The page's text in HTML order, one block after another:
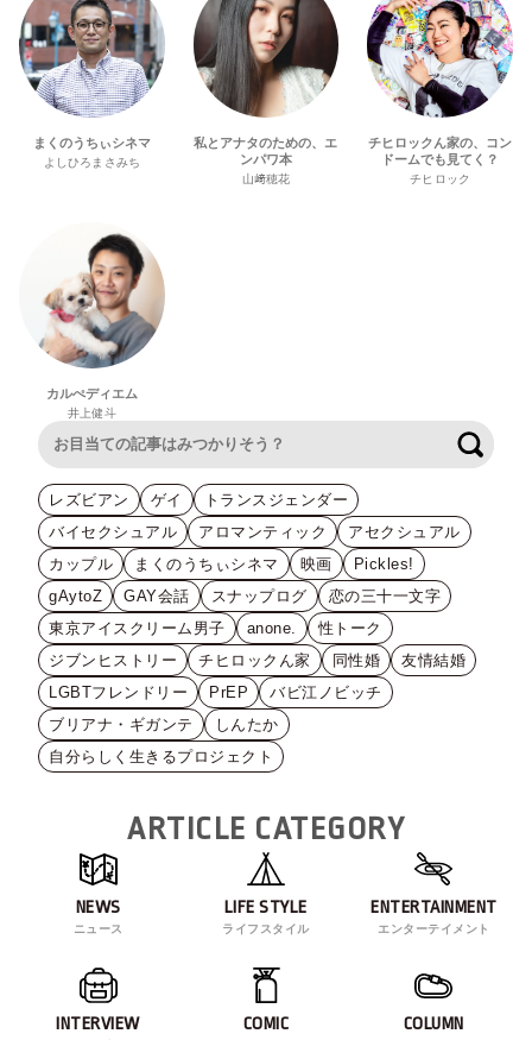
まくのうちぃシネマ
よしひろまさみち
私とアナタのための、エ
ンパワ本
山﨑穂花
チヒロックん家の、コン
ドームでも見てく？
チヒロック
カルぺディエム
井上健斗
レズビアン ゲイ
トランスジェンダー
バイセクシュアル
アロマンティック
アセクシュアル
カップル
まくのうちぃシネマ 映画
Pickles!
gAytoZ
GAY会話 スナップログ
恋の三十一文字
東京アイスクリーム男子
anone.
性トーク
ジブンヒストリー
チヒロックん家 同性婚
友情結婚
LGBTフレンドリー
PrEP
バビ江ノビッチ
ブリアナ・ギガンテ
しんたか
自分らしく生きるプロジェクト
ARTICLE CATEGORY
NEWS
ニュース
LIFE STYLE
ライフスタイル
ENTERTAINMENT
エンターテイメント
INTERVIEW COMIC COLUMN